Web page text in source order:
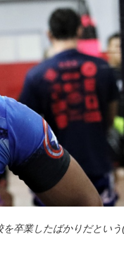
卒業したばかりだとい